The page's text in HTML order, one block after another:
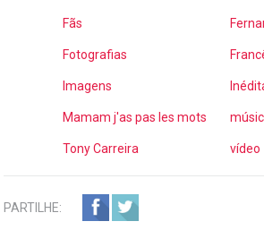
Fãs
Fotografias
Imagens
Mamam j'as pas les mots
Tony Carreira vídeo
PARTILHE: